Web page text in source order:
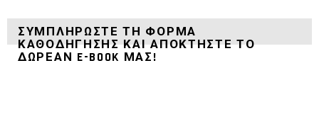
ΣΥΜΠΛΗΡΏΣΤΕ ΤΗ ΦΌΡΜΑ
ΚΑΘΟΔΉΓΗΣΗΣ ΚΑΙ ΑΠΟΚΤΉΣΤΕ ΤΟ
ΔΩΡΕΑΝ E-BOOK ΜΑΣ!